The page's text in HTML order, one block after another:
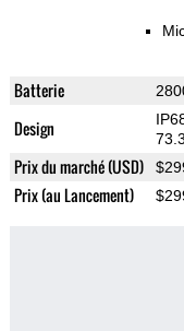
Batterie
Design
Prix du marché (USD)
Prix (au Lancement)